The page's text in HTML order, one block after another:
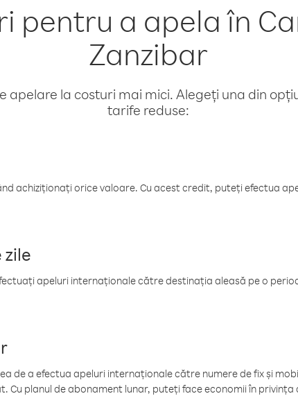
pentru a apela în
Zanzibar
apelare la costuri mai mici. Alegeți una din
tarife reduse:
achiziționați orice valoare. Cu acest credit, puteți efectua
zile
apeluri internaționale către destinația aleasă pe o
de a efectua apeluri internaționale către numere de fix și
Cu planul de abonament lunar, puteți face economii în